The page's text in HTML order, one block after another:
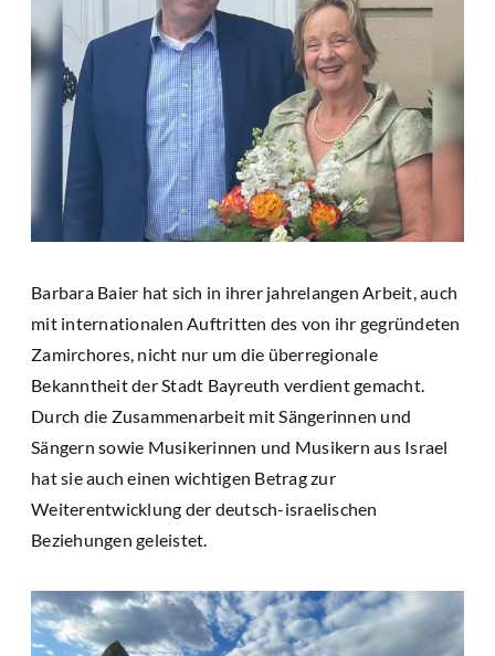
Barbara Baier hat sich in ihrer jahrelangen Arbeit, auch
mit internationalen Auftritten des von ihr gegründeten
Zamirchores, nicht nur um die überregionale
Bekanntheit der Stadt Bayreuth verdient gemacht.
Durch die Zusammenarbeit mit Sängerinnen und
Sängern sowie Musikerinnen und Musikern aus Israel
hat sie auch einen wichtigen Betrag zur
Weiterentwicklung der deutsch-israelischen
Beziehungen geleistet.